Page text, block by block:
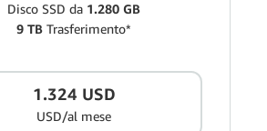
Disco SSD da 1.280 GB
9 TB Trasferimento*
1.324 USD
USD/al mese